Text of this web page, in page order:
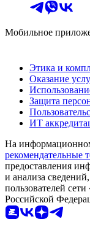
Мобильное
Этика и
Оказание
Защита
ИТ
На
рекомендательные
предоставления
и анализа
пользователей
Российской